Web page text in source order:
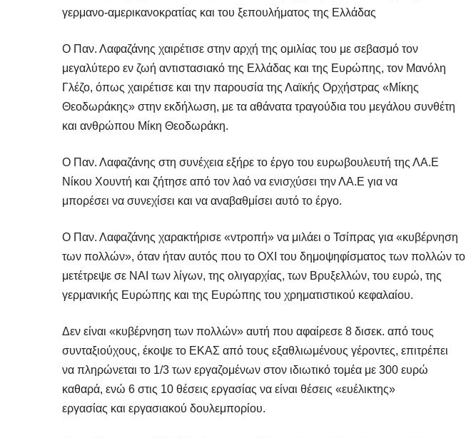
γερμανο-αμερικανοκρατίας και του ξεπουλήματος της Ελλάδας
Ο Παν. Λαφαζάνης χαιρέτισε στην αρχή της ομιλίας του με σεβασμό τον
μεγαλύτερο εν ζωή αντιστασιακό της Ελλάδας και της Ευρώπης, τον Μανόλη
Γλέζο, όπως χαιρέτισε και την παρουσία της Λαϊκής Ορχήστρας «Μίκης
Θεοδωράκης» στην εκδήλωση, με τα αθάνατα τραγούδια του μεγάλου συνθέτη
και ανθρώπου Μίκη Θεοδωράκη.
Ο Παν. Λαφαζάνης στη συνέχεια εξήρε το έργο του ευρωβουλευτή της ΛΑ.Ε
Νίκου Χουντή και ζήτησε από τον λαό να ενισχύσει την ΛΑ.Ε για να
μπορέσει να συνεχίσει και να αναβαθμίσει αυτό το έργο.
Ο Παν. Λαφαζάνης χαρακτήρισε «ντροπή» να μιλάει ο Τσίπρας για «κυβέρνηση
των πολλών», όταν ήταν αυτός που το ΟΧΙ του δημοψηφίσματος των πολλών το
μετέτρεψε σε ΝΑΙ των λίγων, της ολιγαρχίας, των Βρυξελλών, του ευρώ, της
γερμανικής Ευρώπης και της Ευρώπης του χρηματιστικού κεφαλαίου.
Δεν είναι «κυβέρνηση των πολλών» αυτή που αφαίρεσε 8 δισεκ. από τους
συνταξιούχους, έκοψε το ΕΚΑΣ από τους εξαθλιωμένους γέροντες, επιτρέπει
να πληρώνεται το 1/3 των εργαζομένων στον ιδιωτικό τομέα με 300 ευρώ
καθαρά, ενώ 6 στις 10 θέσεις εργασίας να είναι θέσεις «ευέλικτης»
εργασίας και εργασιακού δουλεμπορίου.